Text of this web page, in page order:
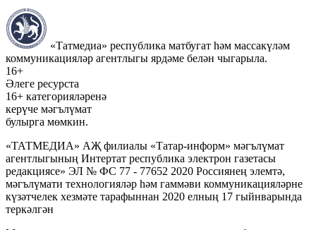
«Татмедиа» республика матбугат һәм массакүләм
коммуникацияләр агентлыгы ярдәме белән чыгарыла.
16+
Әлеге ресурста
16+ категорияләренә
керүче мәгълүмат
булырга мөмкин.
«ТАТМЕДИА» АҖ филиалы «Татар-информ» мәгълүмат
агентлыгының Интертат республика электрон газетасы
редакциясе» ЭЛ № ФС 77 - 77652 2020 Россиянең элемтә,
мәгълүмати технологияләр һәм гаммәви коммуникацияләрне
күзәтчелек хезмәте тарафыннан 2020 елның 17 гыйнварында
теркәлгән